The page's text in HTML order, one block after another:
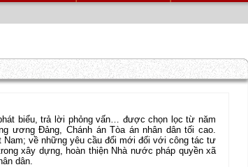
biểu, trả lời phỏng vấn… được chọn lọc từ năm
ương Đảng, Chánh án Tòa án nhân dân tối cao.
Nam; về những yêu cầu đổi mới đối với công tác tư
xây dựng, hoàn thiện Nhà nước pháp quyền xã
dân.